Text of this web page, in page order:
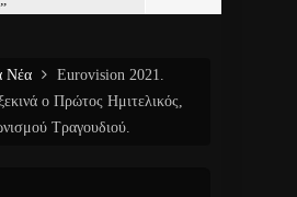
Νέα
Eurovision 2021.
ο Πρώτος Ημιτελικός,
Τραγουδιού.